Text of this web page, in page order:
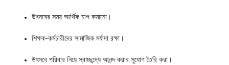
উৎসবের সময় আর্থিক চাপ কমানো।
শিক্ষক-কর্মচারীদের সামাজিক মর্যাদা রক্ষা।
উৎসবে পরিবার নিয়ে স্বাচ্ছন্দ্যে আনন্দ করার সুযোগ তৈরি করা।